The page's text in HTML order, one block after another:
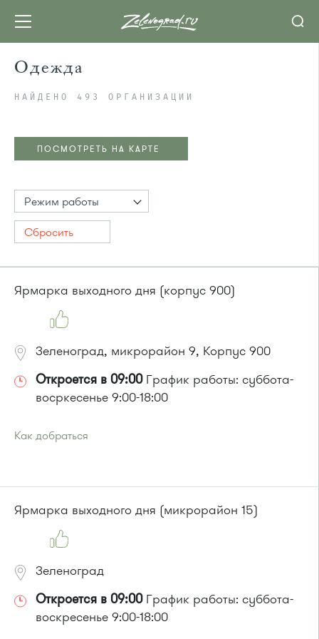
Одежда
НАЙДЕНО 493 ОРГАНИЗАЦИИ
ПОСМОТРЕТЬ НА КАРТЕ
Режим работы
Сбросить
Ярмарка выходного дня (корпус 900)
Зеленоград, микрорайон 9, Корпус 900
Откроется в 09:00График работы: суббота-
восркесенье 9:00-18:00
Как добраться
Маршрутка № 409м, 419м
или до остановки"Поликлиника 105":
Автобусы № 2, 3, 8, 11, 19, 29, 32.
Маршрутка № 408м, 419м
Ярмарка выходного дня (микрорайон 15)
Зеленоград
Откроется в 09:00График работы: суббота-
воскресенье 9:00-18:00